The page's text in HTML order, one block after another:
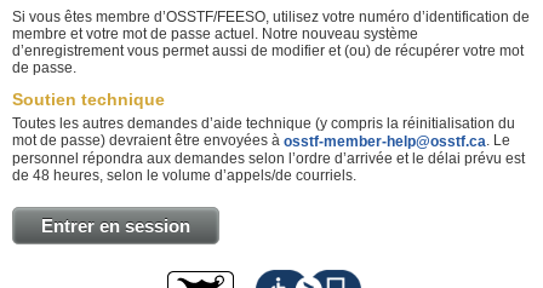
Si vous êtes membre d’OSSTF/FEESO, utilisez votre numéro d’identification de
membre et votre mot de passe actuel. Notre nouveau système
d’enregistrement vous permet aussi de modifier et (ou) de récupérer votre mot
de passe.
Soutien technique
Toutes les autres demandes d’aide technique (y compris la réinitialisation du
mot de passe) devraient être envoyées à osstf-member-help@osstf.ca. Le
personnel répondra aux demandes selon l’ordre d’arrivée et le délai prévu est
de 48 heures, selon le volume d’appels/de courriels.
Entrer en session